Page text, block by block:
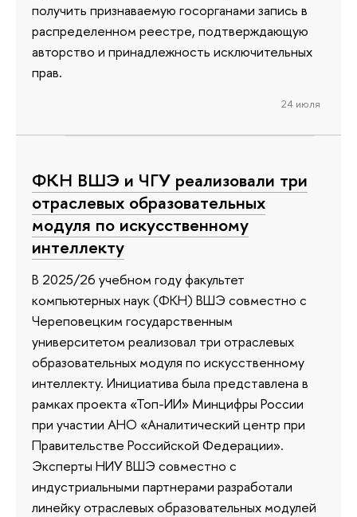
получить признаваемую госорганами запись в
распределенном реестре, подтверждающую
авторство и принадлежность исключительных
прав.
24 июля
ФКН ВШЭ и ЧГУ реализовали три
отраслевых образовательных
модуля по искусственному
интеллекту
В 2025/26 учебном году факультет
компьютерных наук (ФКН) ВШЭ совместно с
Череповецким государственным
университетом реализовал три отраслевых
образовательных модуля по искусственному
интеллекту. Инициатива была представлена в
рамках проекта «Топ-ИИ» Минцифры России
при участии АНО «Аналитический центр при
Правительстве Российской Федерации».
Эксперты НИУ ВШЭ совместно с
индустриальными партнерами разработали
линейку отраслевых образовательных модулей